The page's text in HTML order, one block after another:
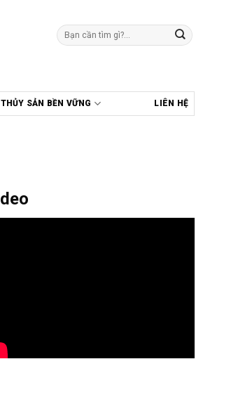
Tìm
kiếm:
SẢN BỀN VỮNG LIÊN HỆ